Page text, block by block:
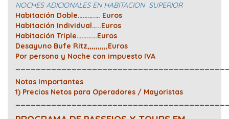
NOCHES ADICIONALES EN HABITACION SUPERIOR
Habitación Doble……….… Euros
Habitación Individual…..Euros
Habitación Triple…………Euros
Desayuno Bufe Ritz,,,,,,,,,,Euros
Por persona y Noche con impuesto IVA
Notas Importantes
1) Precios Netos para Operadores / Mayoristas